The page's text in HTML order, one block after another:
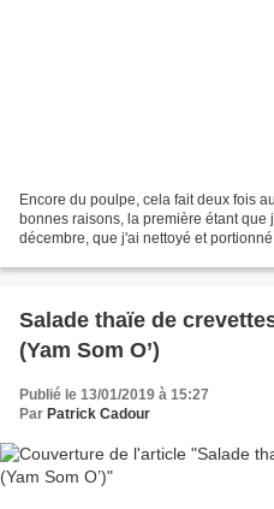
Encore du poulpe, cela fait deux fois
bonnes raisons, la première étant
décembre, que j'ai nettoyé et
Salade thaïe de
(Yam Som O’)
Publié le 13/01/2019 à 15:27
Par Patrick Cadour